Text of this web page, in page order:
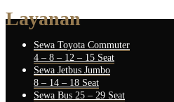
Layanan
Sewa Toyota Commuter
4 – 8 – 12 – 15 Seat
Sewa Jetbus Jumbo
8 – 14 – 18 Seat
Sewa Bus 25 – 29 Seat